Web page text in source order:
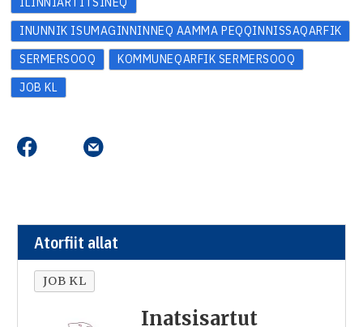
INUNNIK ISUMAGINNINNEQ AAMMA PEQQINNISSAQARFIK
SERMERSOOQ
KOMMUNEQARFIK SERMERSOOQ
JOB KL
Atorfiit allat
JOB KL
Inatsisartut